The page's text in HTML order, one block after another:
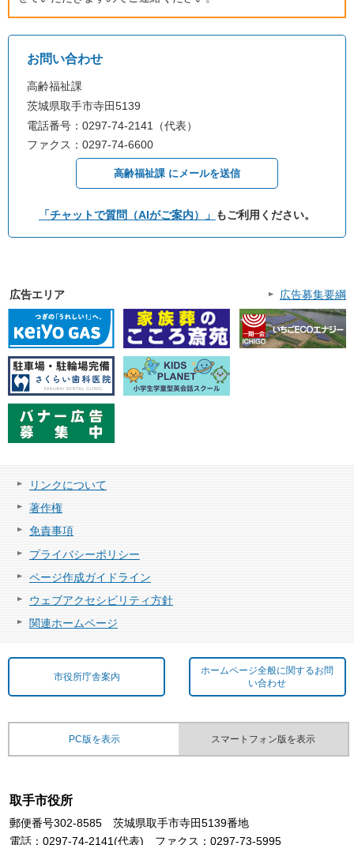
お問い合わせ
高齢福祉課
茨城県取手市寺田5139
電話番号：0297-74-2141（代表）
ファクス：0297-74-6600
高齢福祉課 にメールを送信
「チャットで質問（AIがご案内）」 もご利用ください。
広告エリア 広告募集要綱
リンクについて
著作権
免責事項
プライバシーポリシー
ページ作成ガイドライン
ウェブアクセシビリティ方針
関連ホームページ
市役所庁舎案内
ホームページ全般に関するお問
い合わせ
PC版を表示 スマートフォン版を表示
取手市役所
郵便番号302-8585 茨城県取手市寺田5139番地
電話：0297-74-2141(代表) ファクス：0297-73-5995